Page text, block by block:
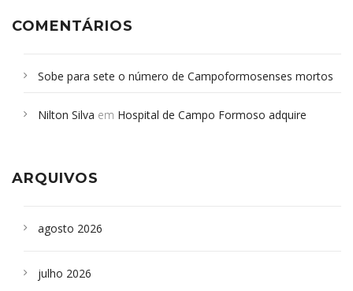
COMENTÁRIOS
Sobe para sete o número de Campoformosenses mortos
Campoformosenses que morreram em desabamentos são
Nilton Silva em Hospital de Campo Formoso adquire
ARQUIVOS
agosto 2026
julho 2026